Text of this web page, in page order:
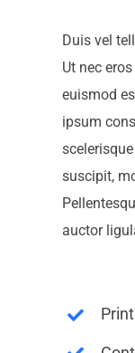
Duis vel
Ut nec
euismod
ipsum
suscipit,
auctor